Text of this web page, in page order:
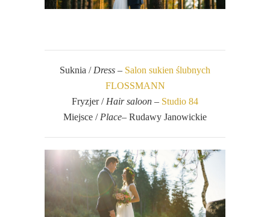
Suknia / Dress – Salon sukien ślubnych
FLOSSMANN
Fryzjer / Hair saloon – Studio 84
Miejsce / Place– Rudawy Janowickie